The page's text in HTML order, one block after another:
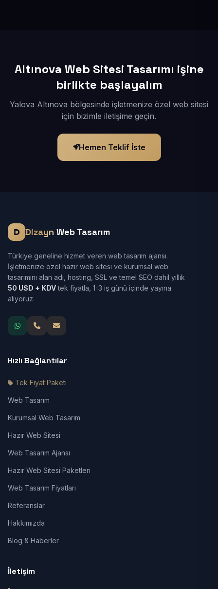
Altınova Web Sitesi Tasarımı işine
birlikte başlayalım
Yalova Altınova bölgesinde işletmenize özel web sitesi
için bizimle iletişime geçin.
Hemen Teklif İste
Dizayn Web Tasarım
Türkiye geneline hizmet veren web tasarım ajansı.
İşletmenize özel hazır web sitesi ve kurumsal web
tasarımını alan adı, hosting, SSL ve temel SEO dahil yıllık
50 USD + KDVtek fiyatla, 1-3 iş günü içinde yayına
alıyoruz.
Hızlı Bağlantılar
Tek Fiyat Paketi
Web Tasarım
Kurumsal Web Tasarım
Hazır Web Sitesi
Web Tasarım Ajansı
Hazır Web Sitesi Paketleri
Web Tasarım Fiyatları
Referanslar
Hakkımızda
Blog & Haberler
İletişim